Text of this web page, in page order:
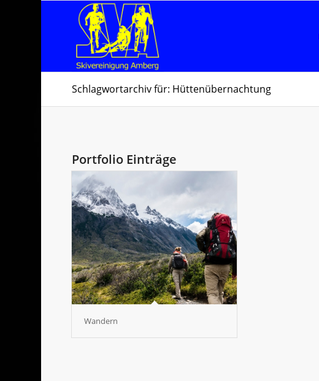
Schlagwortarchiv für: Hüttenübernachtung
Portfolio Einträge
Wandern